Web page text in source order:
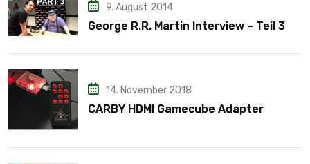
9. August 2014
George R.R. Martin Interview – Teil 3
14. November 2018
CARBY HDMI Gamecube Adapter